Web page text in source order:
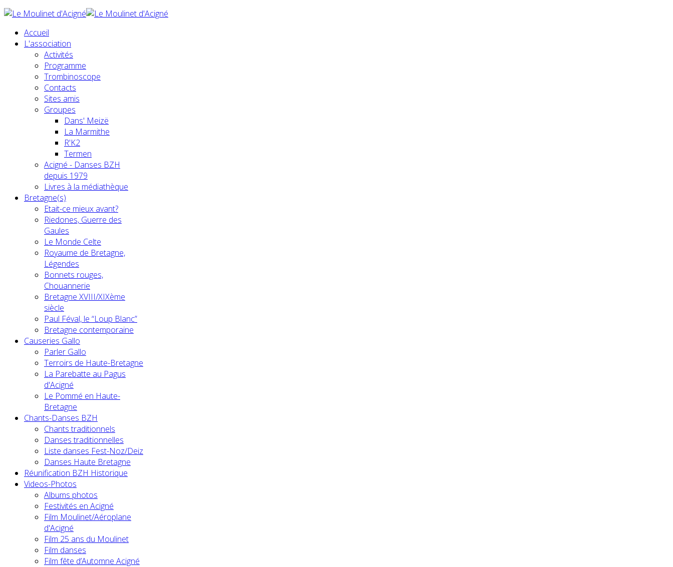
Accueil
L'association
Activités
Programme
Trombinoscope
Contacts
Sites amis
Groupes
Dans' Meizë
La Marmithe
R'K2
Termen
Acigné - Danses BZH
depuis 1979
Livres à la médiathèque
Bretagne(s)
Etait-ce mieux avant?
Riedones, Guerre des
Gaules
Le Monde Celte
Royaume de Bretagne,
Légendes
Bonnets rouges,
Chouannerie
Bretagne XVIII/XIXème
siècle
Paul Féval, le “Loup Blanc”
Bretagne contemporaine
Causeries Gallo
Parler Gallo
Terroirs de Haute-Bretagne
La Parebatte au Pagus
d'Acigné
Le Pommé en Haute-
Bretagne
Chants-Danses BZH
Chants traditionnels
Danses traditionnelles
Liste danses Fest-Noz/Deiz
Danses Haute Bretagne
Réunification BZH Historique
Videos-Photos
Albums photos
Festivités en Acigné
Film Moulinet/Aéroplane
d'Acigné
Film 25 ans du Moulinet
Film danses
Film fête d’Automne Acigné